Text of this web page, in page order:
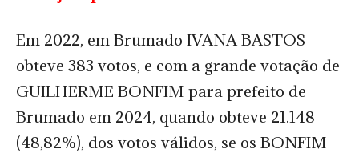
Em 2022, em Brumado IVANA BASTOS
obteve 383 votos, e com a grande votação de
GUILHERME BONFIM para prefeito de
Brumado em 2024, quando obteve 21.148
(48,82%), dos votos válidos, se os BONFIM